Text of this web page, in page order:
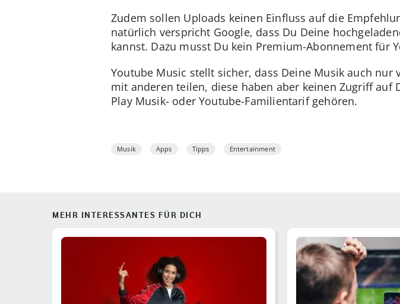
Zudem sollen Uploads keinen Einfluss auf die
natürlich verspricht Google, dass Du Deine
kannst. Dazu musst Du kein Premium-Abonnement für
Youtube Music stellt sicher, dass Deine Musik auch
mit anderen teilen, diese haben aber keinen Zugriff auf
Play Musik- oder Youtube-Familientarif gehören.
Musik Apps Tipps Entertainment
MEHR INTERESSANTES FÜR DICH